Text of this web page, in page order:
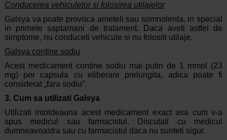
Conducerea vehiculelor si folosirea utilajelor
Galsya va poate provoca ameteli sau somnolenta, in special
in primele saptamani de tratament. Daca aveti astfel de
simptome, nu conduceti vehicule si nu folositi utilaje.
Galsya contine sodiu
Acest medicament contine sodiu mai putin de 1 mmol (23
mg) per capsula cu eliberare prelungita, adica poate fi
considerat „fara sodiu”.
3. Cum sa utilizati Galsya
Utilizati intotdeauna acest medicament exact asa cum v-a
spus medicul sau farmacistul. Discutati cu medicul
dumneavoastra sau cu farmacistul daca nu sunteti sigur.